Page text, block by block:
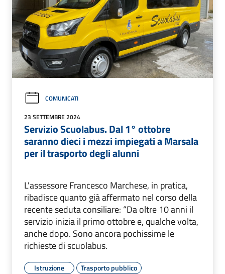
COMUNICATI
23 SETTEMBRE 2024
Servizio Scuolabus. Dal 1° ottobre
saranno dieci i mezzi impiegati a Marsala
per il trasporto degli alunni
L'assessore Francesco Marchese, in pratica,
ribadisce quanto già affermato nel corso della
recente seduta consiliare: “Da oltre 10 anni il
servizio inizia il primo ottobre e, qualche volta,
anche dopo. Sono ancora pochissime le
richieste di scuolabus.
Istruzione Trasporto pubblico